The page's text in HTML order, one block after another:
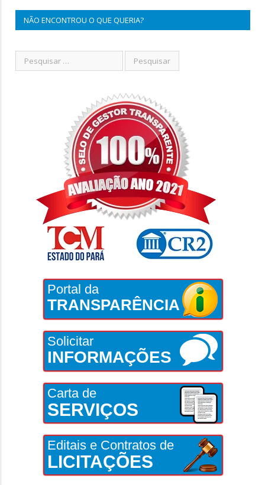
NÃO ENCONTROU O QUE QUERIA?
Portal da
TRANSPARÊNCIA
Solicitar
INFORMAÇÕES
Carta de
SERVIÇOS
Editais e Contratos de
LICITAÇÕES